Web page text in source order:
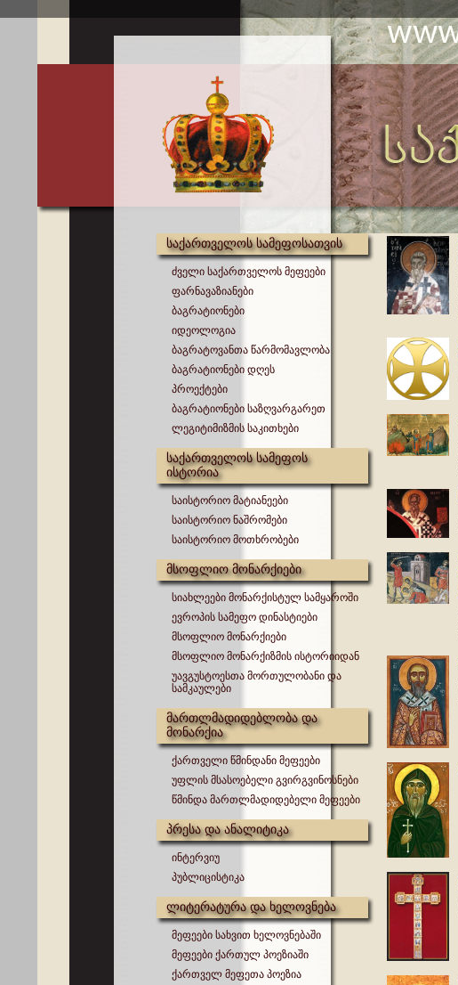
საქართველოს სამეფოსათვის
ძველი საქართველოს მეფეები
ფარნავაზიანები
ბაგრატიონები
იდეოლოგია
ბაგრატოვანთა წარმომავლობა
ბაგრატიონები დღეს
პროექტები
ბაგრატიონები საზღვარგარეთ
ლეგიტიმიზმის საკითხები
საქართველოს სამეფოს
ისტორია
საისტორიო მატიანეები
საისტორიო ნაშრომები
საისტორიო მოთხრობები
მსოფლიო მონარქიები
სიახლეები მონარქისტულ სამყაროში
ევროპის სამეფო დინასტიები
მსოფლიო მონარქიები
მსოფლიო მონარქიზმის ისტორიიდან
უავგუსტოესთა მორთულობანი და
სამკაულები
მართლმადიდებლობა და
მონარქია
ქართველი წმინდანი მეფეები
უფლის მსასოებელი გვირგვინოსნები
წმინდა მართლმადიდებელი მეფეები
პრესა და ანალიტიკა
ინტერვიუ
პუბლიცისტიკა
ლიტერატურა და ხელოვნება
მეფეები სახვით ხელოვნებაში
მეფეები ქართულ პოეზიაში
ქართველ მეფეთა პოეზია